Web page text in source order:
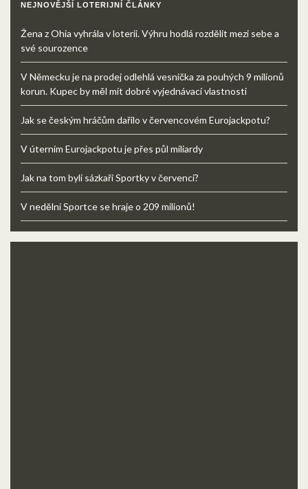
NEJNOVĚJŠÍ LOTERIJNÍ ČLÁNKY
Žena z Ohia vyhrála v loterii. Výhru hodlá rozdělit mezi sebe a
své sourozence
V Německu je na prodej odlehlá vesnička za pouhých 9 milionů
korun. Kupec by měl mít dobré vyjednávací vlastnosti
Jak se českým hráčům dařilo v červencovém Eurojackpotu?
V úterním Eurojackpotu je přes půl miliardy
Jak na tom byli sázkaři Sportky v červenci?
V nedělní Sportce se hraje o 209 milionů!